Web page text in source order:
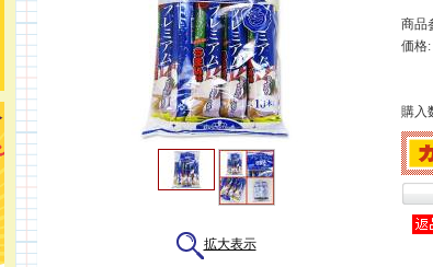
拡大表示
商品
価格:
購入